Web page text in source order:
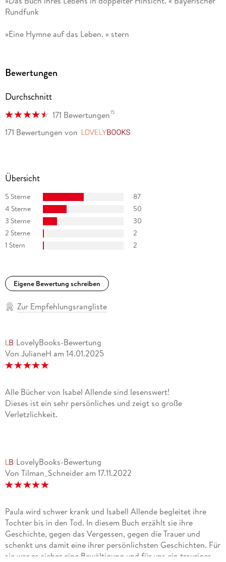
Rundfunk
»Eine Hymne auf das Leben. « stern
Bewertungen
Durchschnitt
171 Bewertungen15
171 Bewertungen von
Übersicht
5 Sterne
87
4 Sterne
50
3 Sterne
30
2 Sterne
2
1 Stern
2
Eigene Bewertung schreiben
Zur Empfehlungsrangliste
LovelyBooks-Bewertung
Von JulianeH am 14.01.2025
Alle Bücher von Isabel Allende sind lesenswert!
Dieses ist ein sehr persönliches und zeigt so große
Verletzlichkeit.
LovelyBooks-Bewertung
Von Tilman_Schneider am 17.11.2022
Paula wird schwer krank und Isabell Allende begleitet ihre
Tochter bis in den Tod. In diesem Buch erzählt sie ihre
Geschichte, gegen das Vergessen, gegen die Trauer und
schenkt uns damit eine ihrer persönlichsten Geschichten. Für
sie war es sicher eine Bewältigung und für uns ein trauriges